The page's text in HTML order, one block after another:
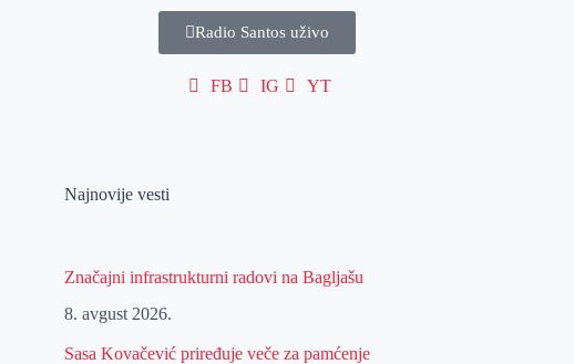
Radio Santos uživo
FB IG YT
Najnovije vesti
Značajni infrastrukturni radovi na Bagljašu
8. avgust 2026.
Sasa Kovačević priređuje veče za pamćenje